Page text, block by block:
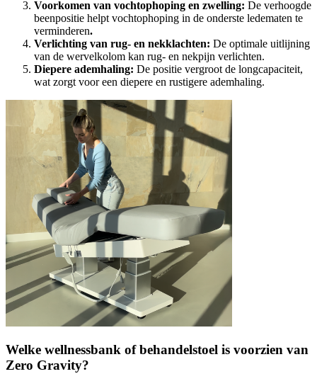
Voorkomen van vochtophoping en zwelling: De verhoogde
beenpositie helpt vochtophoping in de onderste ledematen te
verminderen.
Verlichting van rug- en nekklachten: De optimale uitlijning
van de wervelkolom kan rug- en nekpijn verlichten.
Diepere ademhaling: De positie vergroot de longcapaciteit,
wat zorgt voor een diepere en rustigere ademhaling.
Welke wellnessbank of behandelstoel is voorzien van
Zero Gravity?